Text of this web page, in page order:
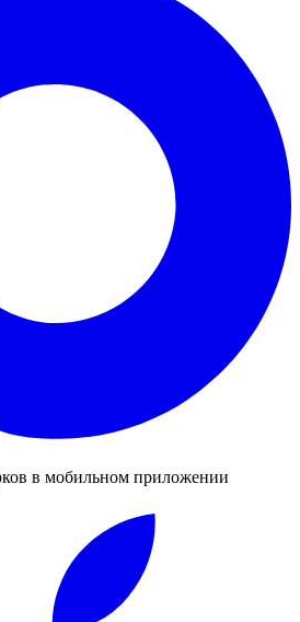
в мобильном приложении